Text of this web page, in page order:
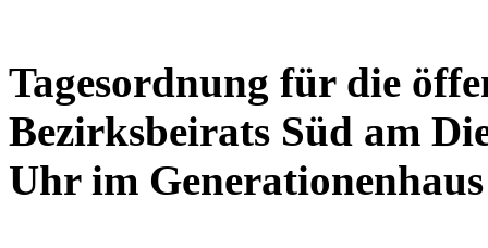
Tagesordnung für die
Bezirksbeirats Süd am
Uhr im